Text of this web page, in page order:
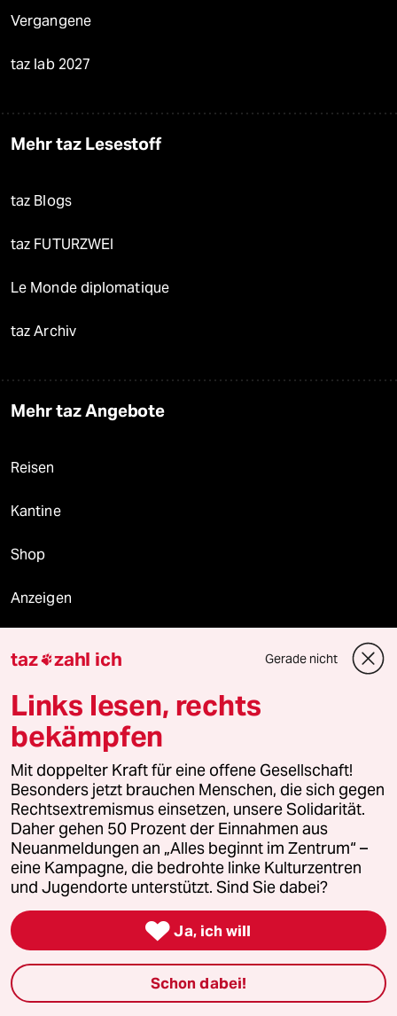
Vergangene
taz lab 2027
Mehr taz Lesestoff
taz Blogs
taz FUTURZWEI
Le Monde diplomatique
taz Archiv
Mehr taz Angebote
Reisen
Kantine
Shop
Anzeigen
Feedback
Aboservice
ePaper Login
Downloads für Abonnierende
© 2026 taz Verlags und Vertriebs GmbH
wenden Sie sich bitte an
taz zahl ich Gerade nicht
Links lesen, rechts
bekämpfen
Mit doppelter Kraft für eine offene Gesellschaft!
Besonders jetzt brauchen Menschen, die sich gegen
Rechtsextremismus einsetzen, unsere Solidarität.
Daher gehen 50 Prozent der Einnahmen aus
Neuanmeldungen an „Alles beginnt im Zentrum“ –
eine Kampagne, die bedrohte linke Kulturzentren
und Jugendorte unterstützt. Sind Sie dabei?
 Ja, ich will
Schon dabei!